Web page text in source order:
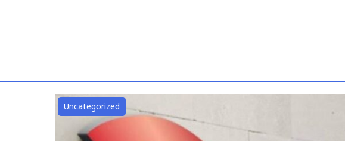
Uncategorized